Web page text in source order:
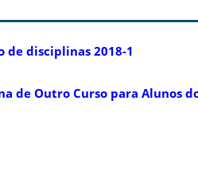
de disciplinas 2018-1
de Outro Curso para Alunos